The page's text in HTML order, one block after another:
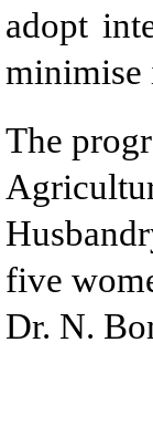
adopt
minimise
The
five
Dr. N.